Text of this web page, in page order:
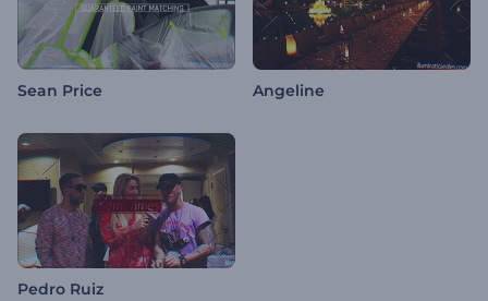
Sean Price Angeline
Pedro Ruiz